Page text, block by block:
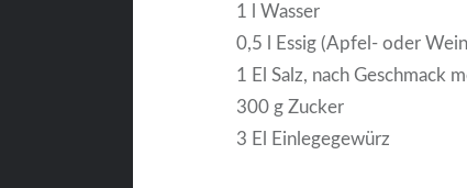
1 l Wasser
0,5 l Essig (Apfel- oder
1 El Salz, nach Geschmack
300 g Zucker
3 El Einlegegewürz